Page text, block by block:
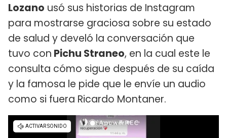
Lozano usó sus historias de Instagram
para mostrarse graciosa sobre su estado
de salud y develó la conversación que
tuvo con Pichu Straneo, en la cual este le
consulta cómo sigue después de su caída
y la famosa le pide que le envíe un audio
como si fuera Ricardo Montaner.